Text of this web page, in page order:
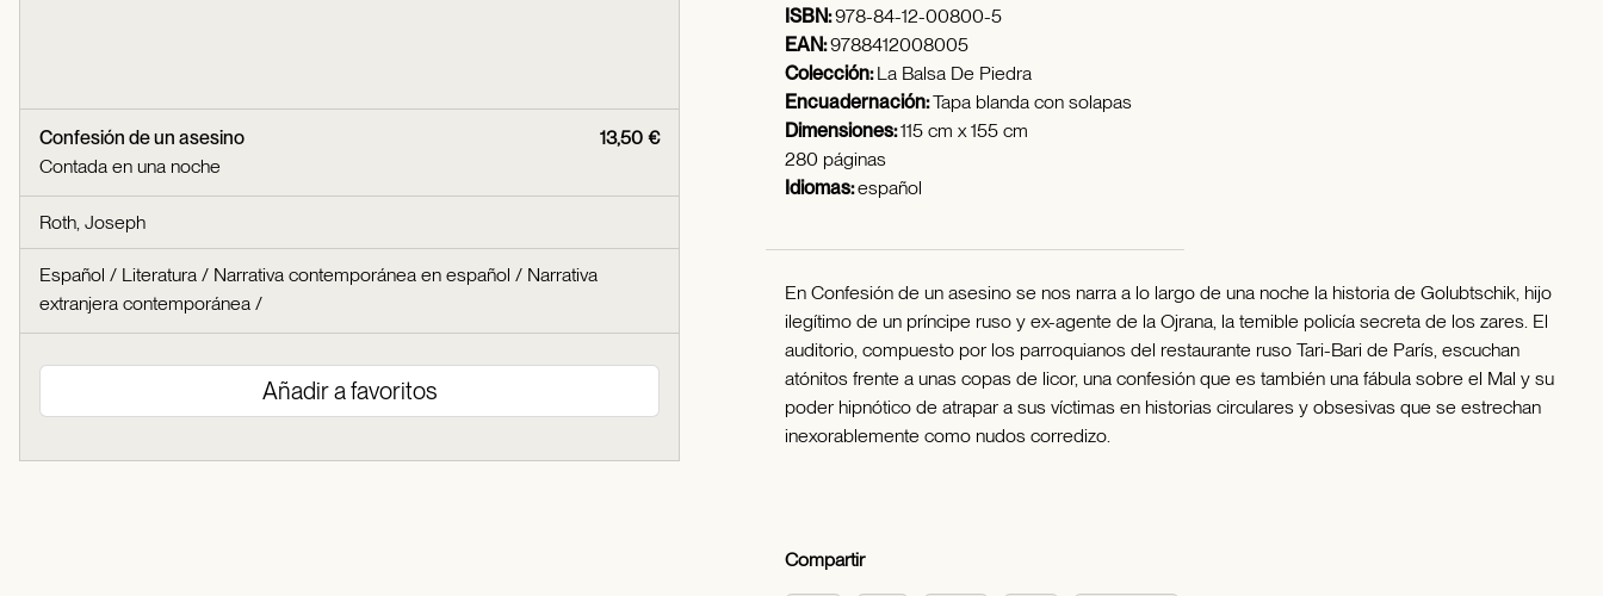
13,50 €
Confesión de un asesino
Contada en una noche
Roth, Joseph
Español / Literatura / Narrativa contemporánea en español / Narrativa
extranjera contemporánea /
Añadir a favoritos
ISBN:978-84-12-00800-5
EAN:9788412008005
Colección:La Balsa De Piedra
Encuadernación:Tapa blanda con solapas
Dimensiones:115 cm x 155 cm
280 páginas
Idiomas:español
En Confesión de un asesino se nos narra a lo largo de una noche la historia de Golubtschik, hijo
ilegítimo de un príncipe ruso y ex-agente de la Ojrana, la temible policía secreta de los zares. El
auditorio, compuesto por los parroquianos del restaurante ruso Tari-Bari de París, escuchan
atónitos frente a unas copas de licor, una confesión que es también una fábula sobre el Mal y su
poder hipnótico de atrapar a sus víctimas en historias circulares y obsesivas que se estrechan
inexorablemente como nudos corredizo.
Compartir